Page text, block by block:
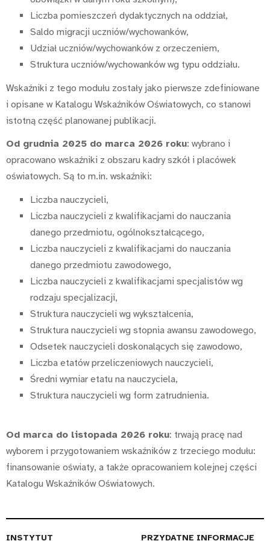
Liczba pomieszczeń dydaktycznych na oddział,
Saldo migracji uczniów/wychowanków,
Udział uczniów/wychowanków z orzeczeniem,
Struktura uczniów/wychowanków wg typu oddziału.
Wskaźniki z tego modułu zostały jako pierwsze zdefiniowane
i opisane w Katalogu Wskaźników Oświatowych, co stanowi
istotną część planowanej publikacji.
Od grudnia 2025 do marca 2026 roku: wybrano i
opracowano wskaźniki z obszaru kadry szkół i placówek
oświatowych. Są to m.in. wskaźniki:
Liczba nauczycieli,
Liczba nauczycieli z kwalifikacjami do nauczania
danego przedmiotu, ogólnokształcącego,
Liczba nauczycieli z kwalifikacjami do nauczania
danego przedmiotu zawodowego,
Liczba nauczycieli z kwalifikacjami specjalistów wg
rodzaju specjalizacji,
Struktura nauczycieli wg wykształcenia,
Struktura nauczycieli wg stopnia awansu zawodowego,
Odsetek nauczycieli doskonalących się zawodowo,
Liczba etatów przeliczeniowych nauczycieli,
Średni wymiar etatu na nauczyciela,
Struktura nauczycieli wg form zatrudnienia.
Od marca do listopada 2026 roku: trwają pracę nad
wyborem i przygotowaniem wskaźników z trzeciego modułu:
finansowanie oświaty, a także opracowaniem kolejnej części
Katalogu Wskaźników Oświatowych.
INSTYTUT PRZYDATNE INFORMACJE